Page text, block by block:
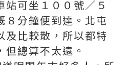
可坐１００號／５
８分鐘便到達。北屯
及比較散，所以都特
總算不太遠。